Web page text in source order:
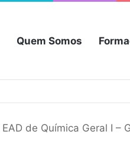
Quem Somos
de Química Geral I –